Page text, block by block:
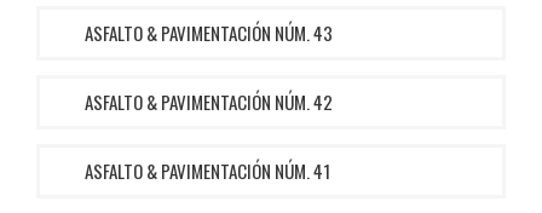
ASFALTO & PAVIMENTACIÓN NÚM. 43
ASFALTO & PAVIMENTACIÓN NÚM. 42
ASFALTO & PAVIMENTACIÓN NÚM. 41